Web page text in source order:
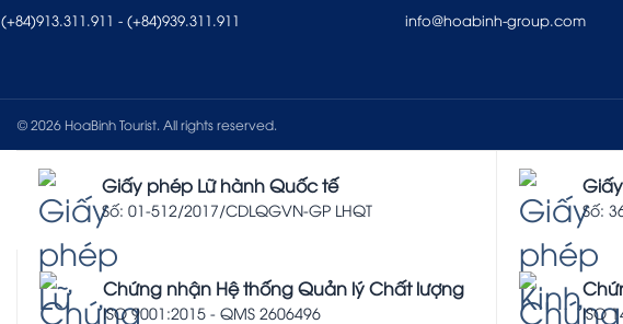
(+84)913.311.911 - (+84)939.311.911
info@hoabinh-group.com
© 2026 HoaBinh Tourist. All rights reserved.
Giấy phép Lữ hành Quốc tế
Số: 01-512/2017/CDLQGVN-GP LHQT Số:
Chứng nhận Hệ thống Quản lý Chất lượng
ISO 9001:2015 - QMS 2606496 ISO